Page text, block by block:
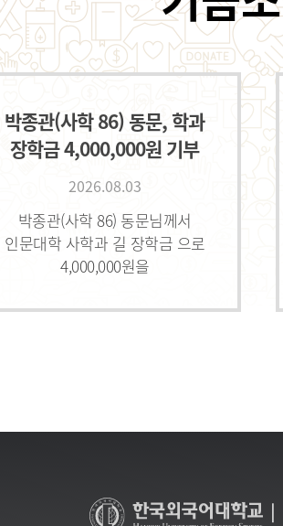
박종관(사학 86) 동문, 학과
장학금 4,000,000원 기부
2026.08.03
박종관(사학 86) 동문님께서
인문대학 사학과 길 장학금 으로
4,000,000원을
|